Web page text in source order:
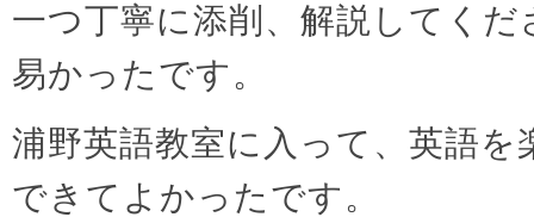
一つ丁寧に添削、解説してく
易かったです。
浦野英語教室に入って、英語を
できてよかったです。